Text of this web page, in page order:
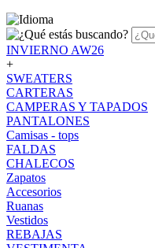
INVIERNO AW26
+
SWEATERS
CARTERAS
CAMPERAS Y TAPADOS
PANTALONES
Camisas - tops
FALDAS
CHALECOS
Zapatos
Accesorios
Ruanas
Vestidos
REBAJAS